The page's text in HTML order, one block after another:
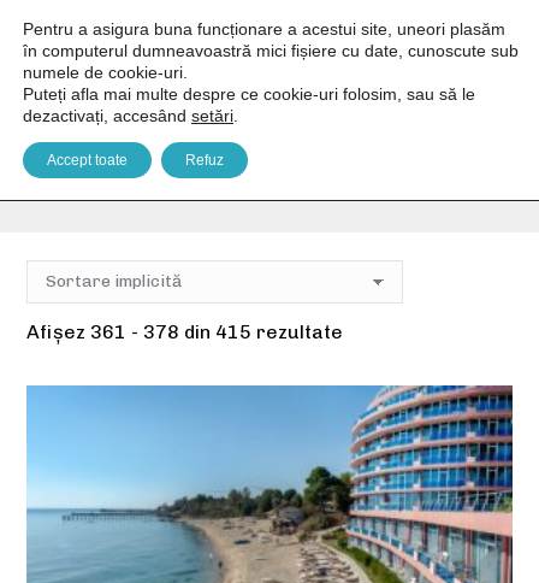
Piscină interioară
Afișez 361 - 378 din 415 rezultate
Pentru a asigura buna funcționare a acestui site, uneori plasăm
în computerul dumneavoastră mici fișiere cu date, cunoscute sub
numele de cookie-uri.
Puteți afla mai multe despre ce cookie-uri folosim, sau să le
dezactivați, accesând setări
Accept toate Refuz